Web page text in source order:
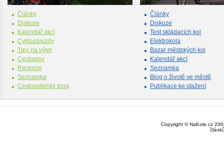
Články
Diskuze
Kalendář akcí
Cyklozájezdy
Tipy na výlet
Cestopisy
Recenze
Seznamka
Cestovatelský blog
Články
Diskuze
Test skládacích kol
Elektrokola
Bazar městských kol
Kalendář akcí
Seznamka
Blog o životě ve městě
Publikace ke stažení
Copyright © NaKole.cz